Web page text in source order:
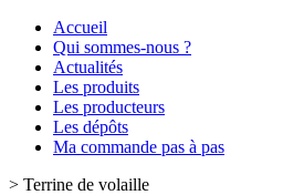
Accueil
Qui sommes-nous ?
Actualités
Les produits
Les producteurs
Les dépôts
Ma commande pas à pas
> Terrine de volaille